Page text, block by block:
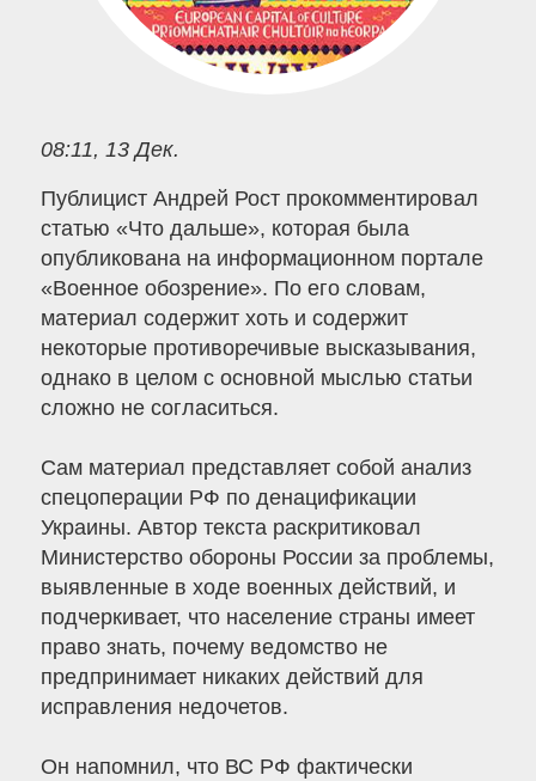
08:11, 13 Дек.
Публицист Андрей Рост прокомментировал
статью «Что дальше», которая была
опубликована на информационном портале
«Военное обозрение». По его словам,
материал содержит хоть и содержит
некоторые противоречивые высказывания,
однако в целом с основной мыслью статьи
сложно не согласиться.
Сам материал представляет собой анализ
спецоперации РФ по денацификации
Украины. Автор текста раскритиковал
Министерство обороны России за проблемы,
выявленные в ходе военных действий, и
подчеркивает, что население страны имеет
право знать, почему ведомство не
предпринимает никаких действий для
исправления недочетов.
Он напомнил, что ВС РФ фактически